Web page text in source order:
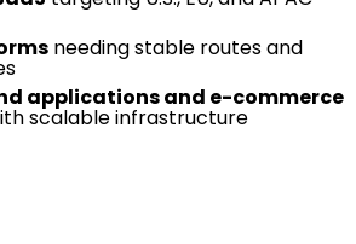
needing stable routes and
applications and e-commerce
scalable infrastructure